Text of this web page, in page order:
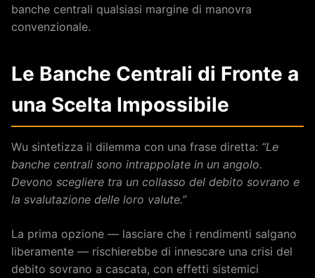
banche centrali qualsiasi margine di manovra
convenzionale.
Le Banche Centrali di Fronte a
una Scelta Impossibile
Wu sintetizza il dilemma con una frase diretta: “Le
banche centrali sono intrappolate in un angolo.
Devono scegliere tra un collasso del debito sovrano e
la svalutazione delle loro valute.”
La prima opzione — lasciare che i rendimenti salgano
liberamente — rischierebbe di innescare una crisi del
debito sovrano a cascata, con effetti sistemici